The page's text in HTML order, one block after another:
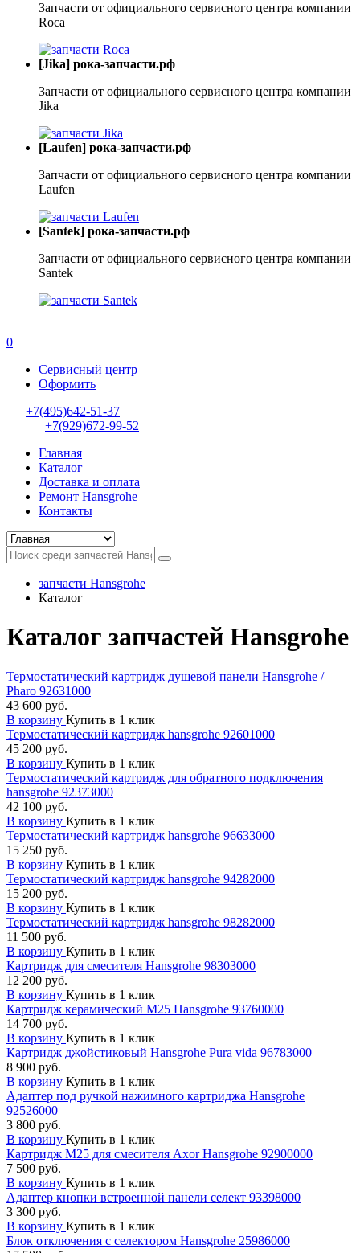
Запчасти от официального сервисного центра компании
Roca
[Jika] рока-запчасти.рф
Запчасти от официального сервисного центра компании
Jika
[Laufen] рока-запчасти.рф
Запчасти от официального сервисного центра компании
Laufen
[Santek] рока-запчасти.рф
Запчасти от официального сервисного центра компании
Santek
0
Сервисный центр
Оформить
+7(495)642-51-37
+7(929)672-99-52
Главная
Каталог
Доставка и оплата
Ремонт Hansgrohe
Контакты
запчасти Hansgrohe
Каталог
Каталог запчастей Hansgrohe
Термостатический картридж душевой панели Hansgrohe /
Pharo 92631000
43 600 руб.
В корзину Купить в 1 клик
Термостатический картридж hansgrohe 92601000
45 200 руб.
В корзину Купить в 1 клик
Термостатический картридж для обратного подключения
hansgrohe 92373000
42 100 руб.
В корзину Купить в 1 клик
Термостатический картридж hansgrohe 96633000
15 250 руб.
В корзину Купить в 1 клик
Термостатический картридж hansgrohe 94282000
15 200 руб.
В корзину Купить в 1 клик
Термостатический картридж hansgrohe 98282000
11 500 руб.
В корзину Купить в 1 клик
Картридж для смесителя Hansgrohe 98303000
12 200 руб.
В корзину Купить в 1 клик
Картридж керамический М25 Hansgrohe 93760000
14 700 руб.
В корзину Купить в 1 клик
Картридж джойстиковый Hansgrohe Pura vida 96783000
8 900 руб.
В корзину Купить в 1 клик
Адаптер под ручкой нажимного картриджа Hansgrohe
92526000
3 800 руб.
В корзину Купить в 1 клик
Картридж М25 для смесителя Axor Hansgrohe 92900000
7 500 руб.
В корзину Купить в 1 клик
Адаптер кнопки встроенной панели селект 93398000
3 300 руб.
В корзину Купить в 1 клик
Блок отключения с селектором Hansgrohe 25986000